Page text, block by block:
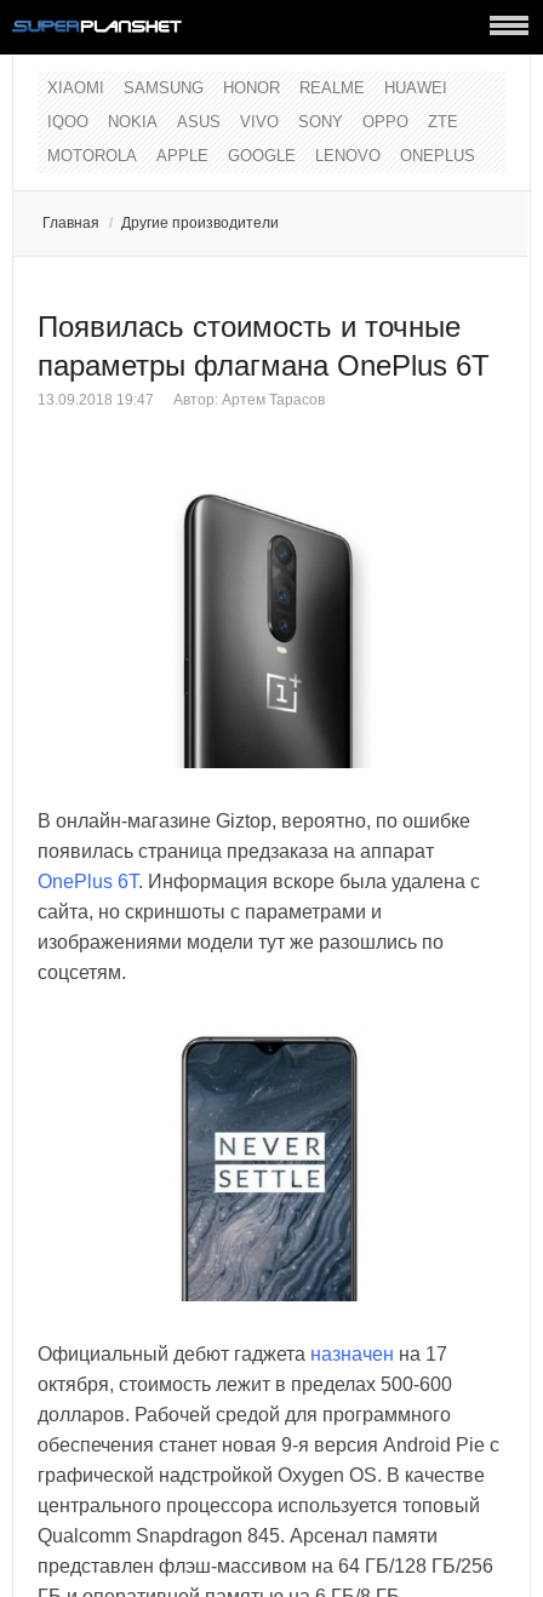
XIAOMI SAMSUNG HONOR REALME
HUAWEI
IQOO
NOKIA ASUS VIVO SONY OPPO
ZTE
MOTOROLA
APPLE GOOGLE LENOVO ONEPLUS
Главная / Другие производители
Появилась стоимость и точные
параметры флагмана OnePlus 6T
13.09.2018 19:47 Автор: Артем Тарасов
В онлайн-магазине Giztop, вероятно, по ошибке
появилась страница предзаказа на аппарат
OnePlus 6T. Информация вскоре была удалена с
сайта, но скриншоты с параметрами и
изображениями модели тут же разошлись по
соцсетям.
Официальный дебют гаджета назначен на 17
октября, стоимость лежит в пределах 500-600
долларов. Рабочей средой для программного
обеспечения станет новая 9-я версия Android Pie с
графической надстройкой Oxygen OS. В качестве
центрального процессора используется топовый
Qualcomm Snapdragon 845. Арсенал памяти
представлен флэш-массивом на 64 ГБ/128 ГБ/256